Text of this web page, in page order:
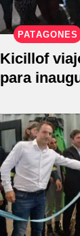
PATAGONES
Kicillof
para